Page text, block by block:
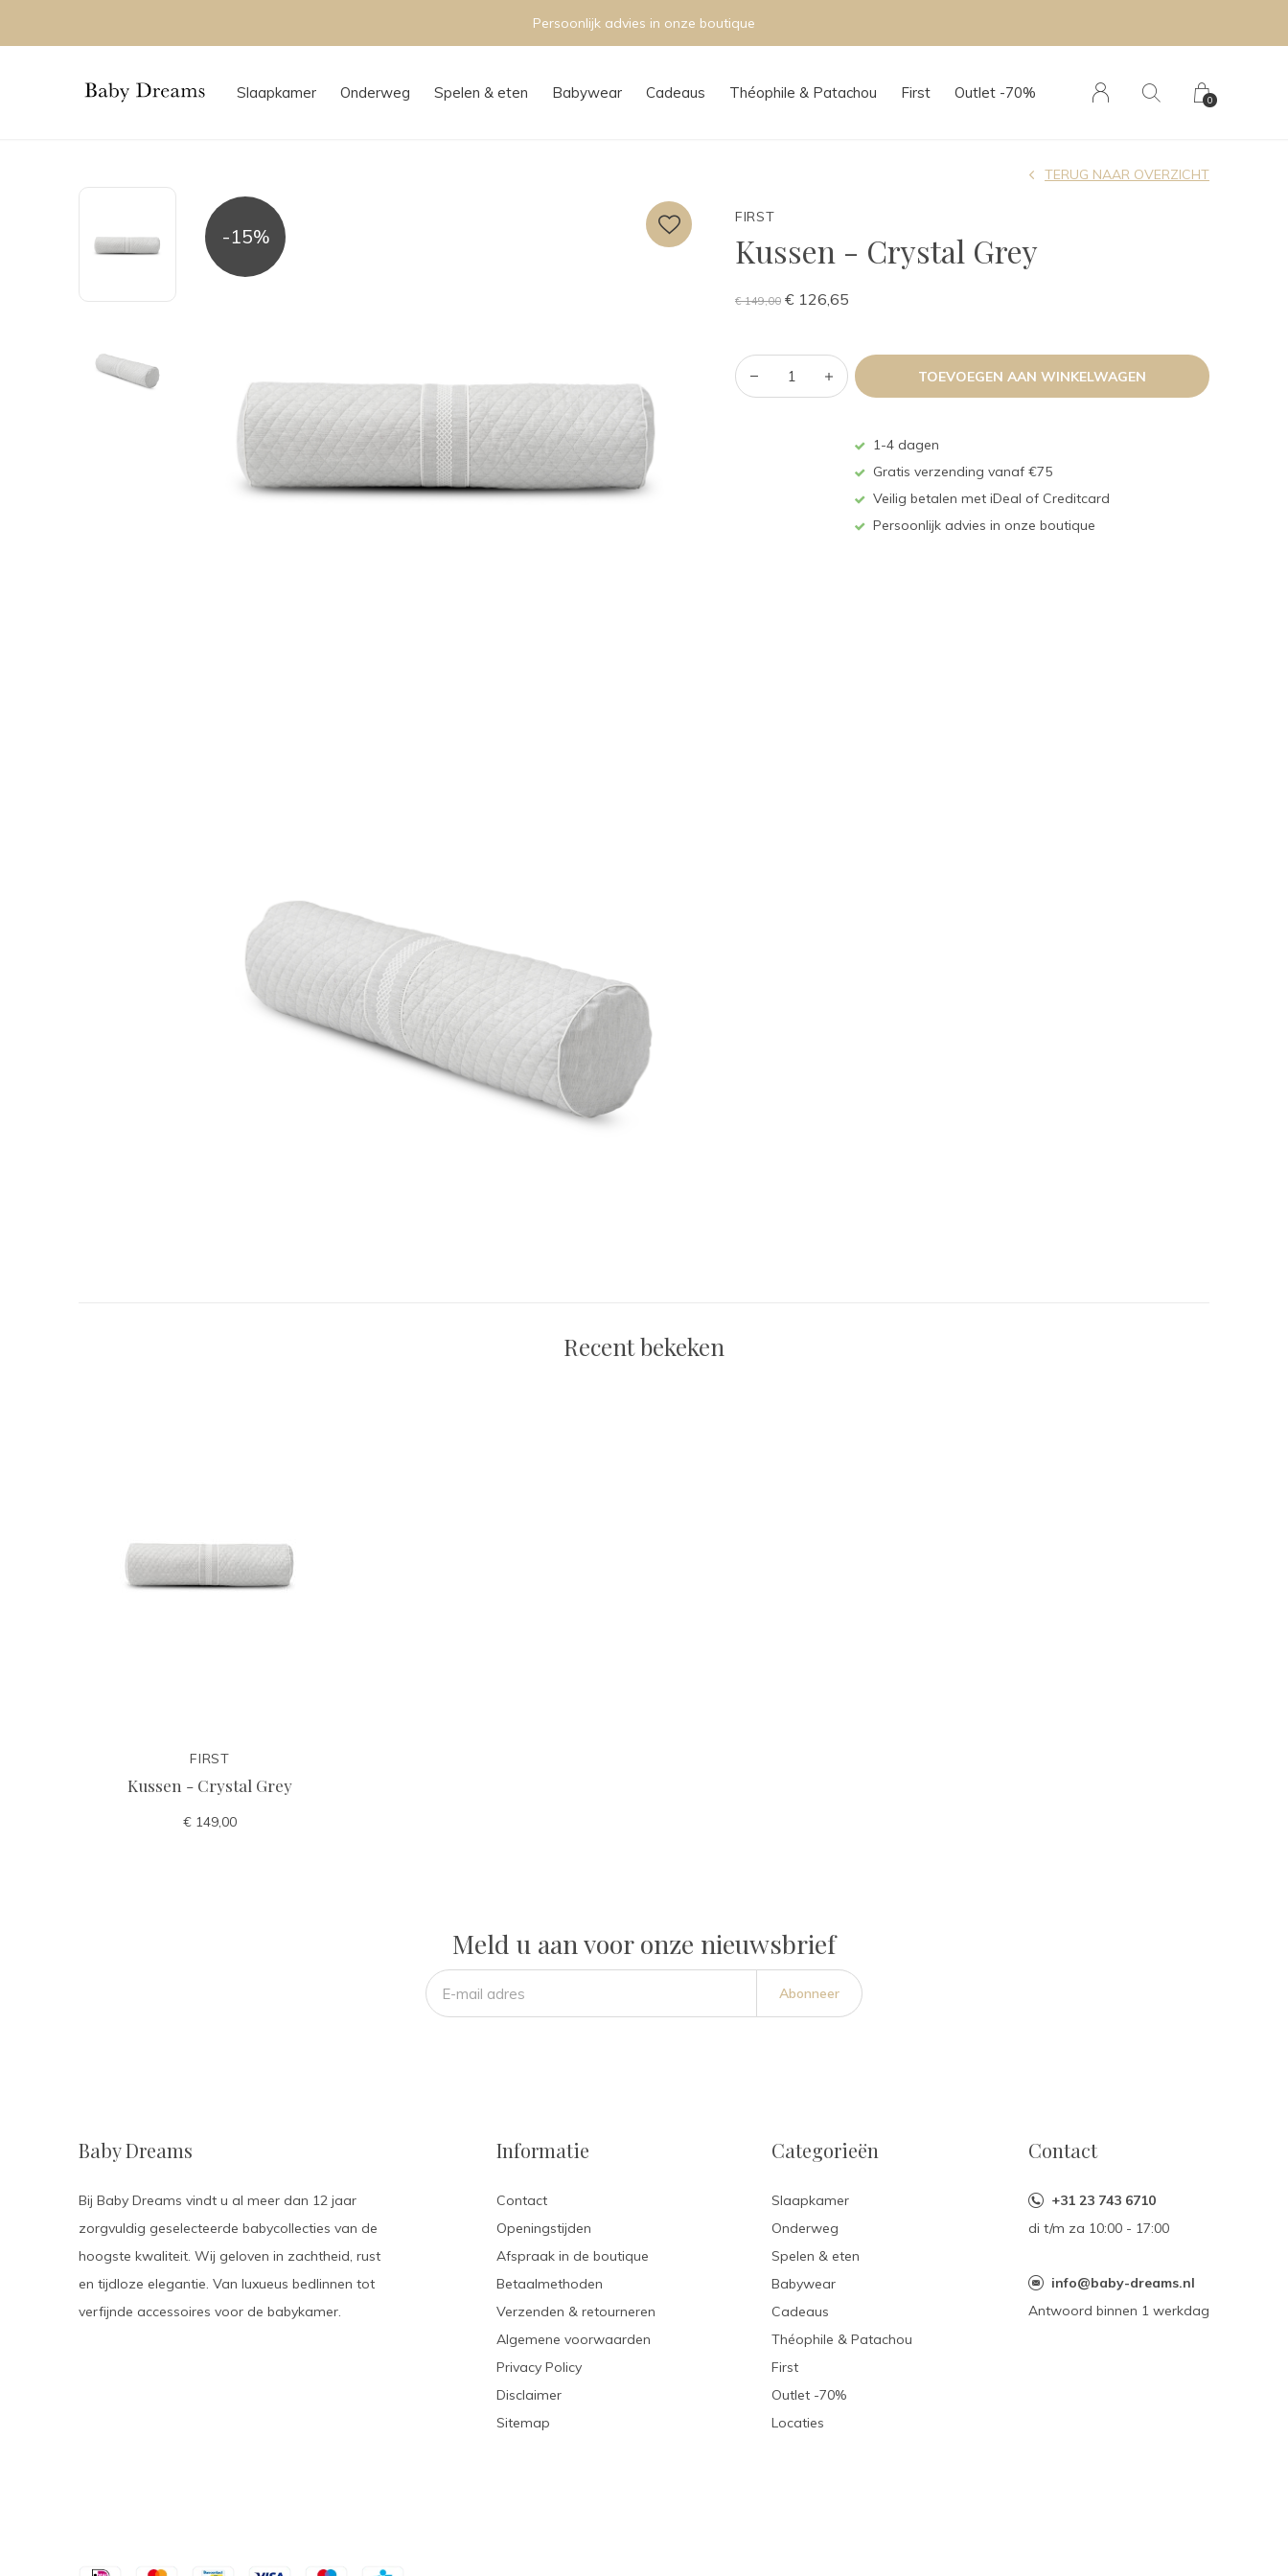
Slaapkamer Onderweg Spelen & eten Babywear Cadeaus Théophile & Patachou First Outlet -70% 0
Persoonlijk advies in onze boutique
-15%
FIRST
Kussen - Crystal Grey
TERUG NAAR OVERZICHT
€ 149,00 € 126,65
TOEVOEGEN AAN WINKELWAGEN
1-4 dagen
Gratis verzending vanaf €75
Veilig betalen met iDeal of Creditcard
Persoonlijk advies in onze boutique
Recent bekeken
FIRST
Kussen - Crystal Grey
€ 149,00
Meld u aan voor onze nieuwsbrief
Abonneer
Baby Dreams
Bij Baby Dreams vindt u al meer dan 12 jaar
zorgvuldig geselecteerde babycollecties van de
hoogste kwaliteit. Wij geloven in zachtheid, rust
en tijdloze elegantie. Van luxueus bedlinnen tot
verfijnde accessoires voor de babykamer.
Informatie
Contact
Openingstijden
Afspraak in de boutique
Betaalmethoden
Verzenden & retourneren
Algemene voorwaarden
Privacy Policy
Disclaimer
Sitemap
Categorieën
Slaapkamer
Onderweg
Spelen & eten
Babywear
Cadeaus
Théophile & Patachou
First
Outlet -70%
Locaties
Contact
+31 23 743 6710
di t/m za 10:00 - 17:00
info@baby-dreams.nl
Antwoord binnen 1 werkdag